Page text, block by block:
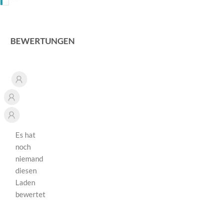
BEWERTUNGEN
Es hat
noch
niemand
diesen
Laden
bewertet